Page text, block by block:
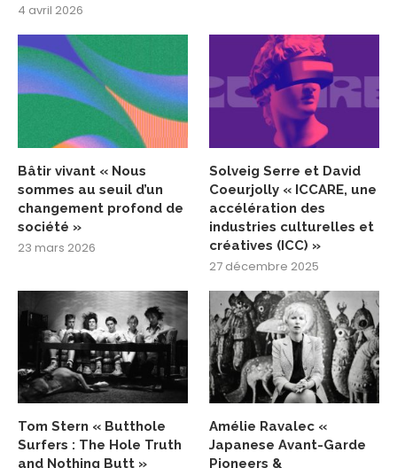
4 avril 2026
Bâtir vivant « Nous
sommes au seuil d’un
changement profond de
société »
23 mars 2026
Solveig Serre et David
Coeurjolly « ICCARE, une
accélération des
industries culturelles et
créatives (ICC) »
27 décembre 2025
Tom Stern « Butthole
Surfers : The Hole Truth
and Nothing Butt »
Amélie Ravalec «
Japanese Avant-Garde
Pioneers &